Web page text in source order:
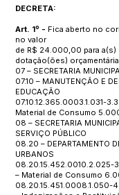
DECRETA:
Art. 1º - Fica aberto no
no valor
de R$ 24.000,00 para
dotação(ões)
07 – SECRETARIA
07.10 – MANUTENÇÃO E
EDUCAÇÃO
07.10.12.365.0003.1.031-
Material de Consumo
08 – SECRETARIA
SERVIÇO PÚBLICO
08.20 – DEPARTAMENTO
URBANOS
08.20.15.452.0010.2.025-
– Material de Consumo
08.20.15.451.0008.1.050-